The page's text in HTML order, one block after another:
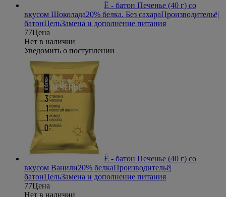
Ё - батон Печенье (40 г) со
вкусом Шоколада20% белка. Без сахараПроизводительё|
батонЦельЗамена и дополнение питания
77Цена
Нет в наличии
Уведомить о поступлении
Ё - батон Печенье (40 г) со
вкусом Ванили20% белкаПроизводительё|
батонЦельЗамена и дополнение питания
77Цена
Нет в наличии